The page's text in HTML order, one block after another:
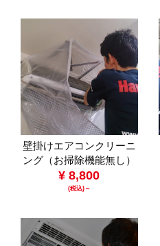
壁掛けエアコンクリーニ
ング（お掃除機能無し）
¥ 8,800
(税込)～